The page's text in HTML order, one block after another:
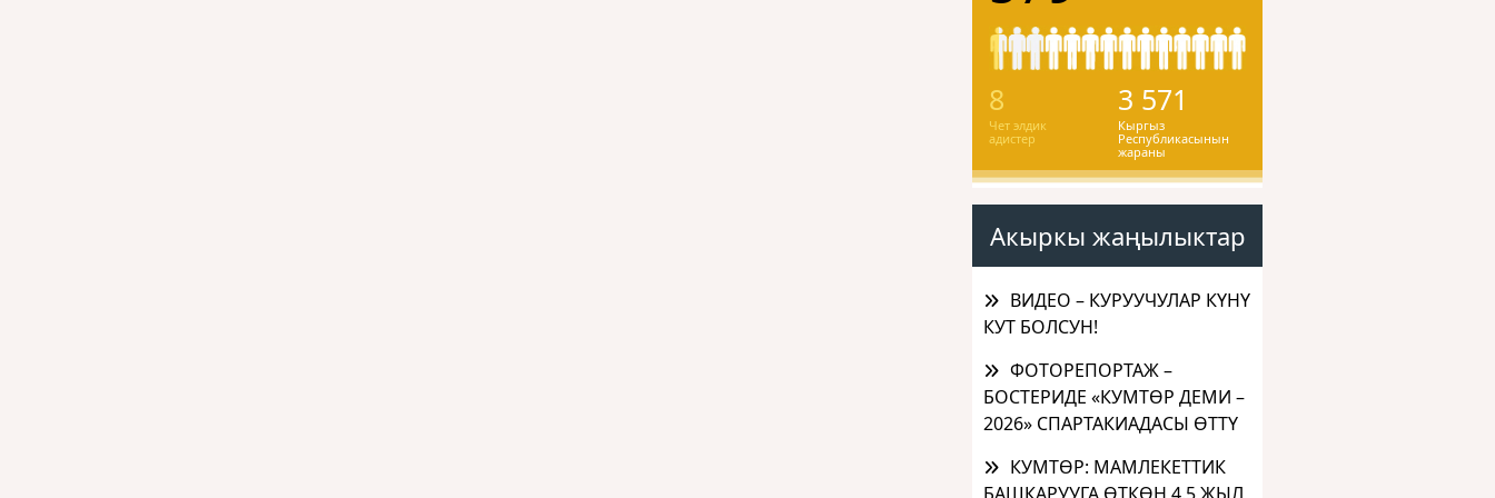
8
Чет элдик
адистер
3 571
Кыргыз
Республикасынын
жараны
Акыркы жаңылыктар
ВИДЕО – КУРУУЧУЛАР КҮНҮ
КУТ БОЛСУН!
ФОТОРЕПОРТАЖ –
БОСТЕРИДЕ «КУМТӨР ДЕМИ –
2026» СПАРТАКИАДАСЫ ӨТТҮ
КУМТӨР: МАМЛЕКЕТТИК
БАШКАРУУГА ӨТКӨН 4,5 ЖЫЛ